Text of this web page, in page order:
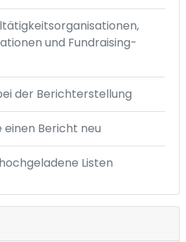
und Fundraising-
der Berichterstellung
einen Bericht neu
Listen